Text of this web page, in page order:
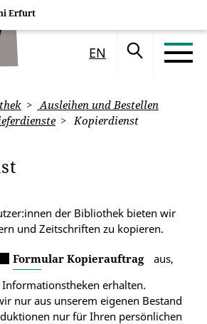
Erfurt
EN
Ausleihen und Bestellen
Kopierdienst
der Bibliothek bieten wir
und Zeitschriften zu kopieren.
Formular Kopierauftrag
aus,
Informationstheken erhalten.
nur aus unserem eigenen Bestand
nur für Ihren persönlichen